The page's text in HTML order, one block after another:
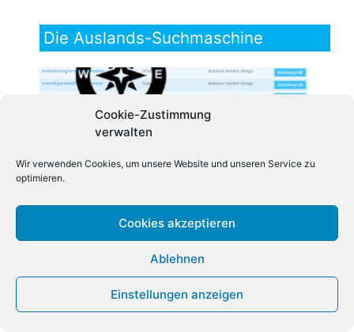
Cookie-Zustimmung
verwalten
Wir verwenden Cookies, um unsere Website und unseren Service zu
optimieren.
Cookies akzeptieren
Ablehnen
Einstellungen anzeigen
Die Auslands-Suchmaschine
Austauschorganisationen und Agenturen aus
bist du bald eben mal weg!
Fernweh? JuBi!